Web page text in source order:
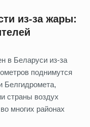
из-за жары:
в Беларуси из-за
поднимутся
Белгидромета,
страны воздух
многих районах